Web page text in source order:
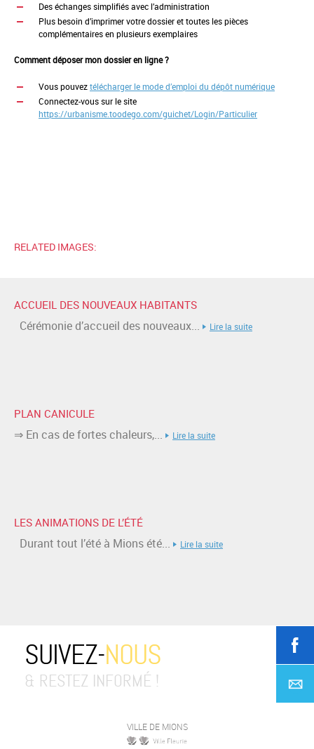
Des échanges simplifiés avec l’administration
Plus besoin d’imprimer votre dossier et toutes les pièces
complémentaires en plusieurs exemplaires
Comment déposer mon dossier en ligne ?
Vous pouveztélécharger le mode d’emploi du dépôt numérique
Connectez-vous sur le site
https://urbanisme.toodego.com/guichet/Login/Particulier
RELATED IMAGES:
ACCUEIL DES NOUVEAUX HABITANTS
Cérémonie d’accueil des nouveaux... Lire la suite
PLAN CANICULE
⇒ En cas de fortes chaleurs,... Lire la suite
LES ANIMATIONS DE L’ÉTÉ
Durant tout l’été à Mions été... Lire la suite
SUIVEZ-NOUS
& RESTEZ INFORMÉ !
VILLE DE MIONS